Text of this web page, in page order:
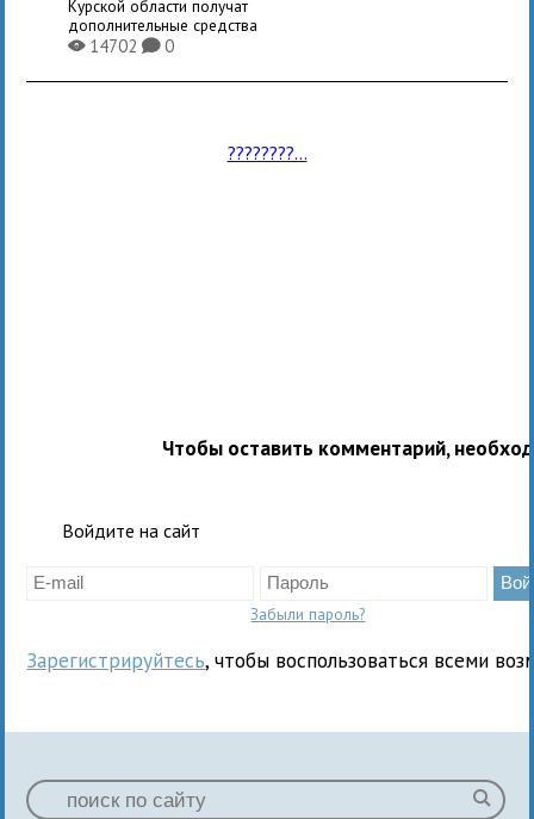
Курской области получат
дополнительные средства
X14702K0
????????...
Чтобы оставить комментарий,
Войдите на сайт
Забыли пароль?
Зарегистрируйтесь, чтобы воспользоваться всеми